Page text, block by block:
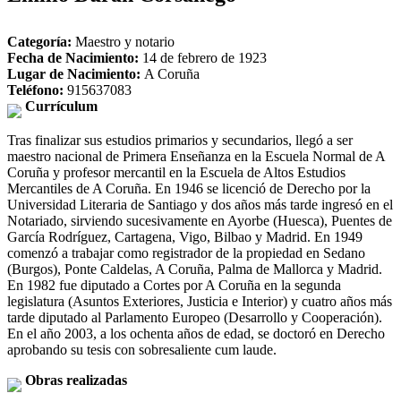
Categoría: Maestro y notario
Fecha de Nacimiento: 14 de febrero de 1923
Lugar de Nacimiento: A Coruña
Teléfono: 915637083
Currículum
Tras finalizar sus estudios primarios y secundarios, llegó a ser
maestro nacional de Primera Enseñanza en la Escuela Normal de A
Coruña y profesor mercantil en la Escuela de Altos Estudios
Mercantiles de A Coruña. En 1946 se licenció de Derecho por la
Universidad Literaria de Santiago y dos años más tarde ingresó en el
Notariado, sirviendo sucesivamente en Ayorbe (Huesca), Puentes de
García Rodríguez, Cartagena, Vigo, Bilbao y Madrid. En 1949
comenzó a trabajar como registrador de la propiedad en Sedano
(Burgos), Ponte Caldelas, A Coruña, Palma de Mallorca y Madrid.
En 1982 fue diputado a Cortes por A Coruña en la segunda
legislatura (Asuntos Exteriores, Justicia e Interior) y cuatro años más
tarde diputado al Parlamento Europeo (Desarrollo y Cooperación).
En el año 2003, a los ochenta años de edad, se doctoró en Derecho
aprobando su tesis con sobresaliente cum laude.
Obras realizadas